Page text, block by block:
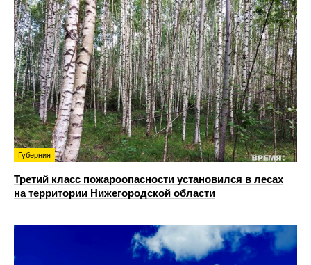
Губерния
Третий класс пожароопасности установился в лесах
на территории Нижегородской области